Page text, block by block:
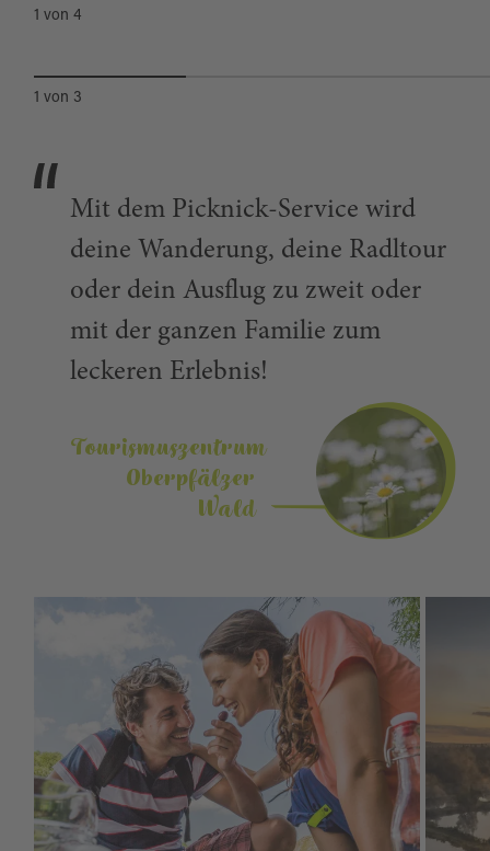
1 von4
WALDSASSEN
1 von 3
Mit dem Picknick-Service wird
deine Wanderung, deine Radltour
oder dein Ausflug zu zweit oder
mit der ganzen Familie zum
leckeren Erlebnis!
Tourismuszentrum
Oberpfälzer
Wald